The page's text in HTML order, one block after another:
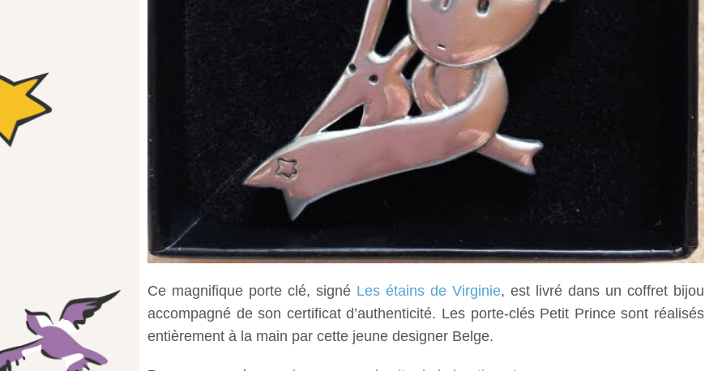
Ce magnifique porte clé, signé Les étains de Virginie, est livré dans un coffret bijou
accompagné de son certificat d’authenticité. Les porte-clés Petit Prince sont réalisés
entièrement à la main par cette jeune designer Belge.